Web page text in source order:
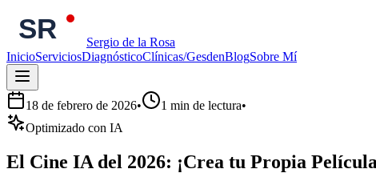
Sergio de la Rosa
InicioServiciosDiagnósticoClínicas/GesdenBlogSobre Mí
18 de febrero de 2026• 1 min de lectura•
Optimizado con IA
El Cine IA del 2026: ¡Crea tu Propia